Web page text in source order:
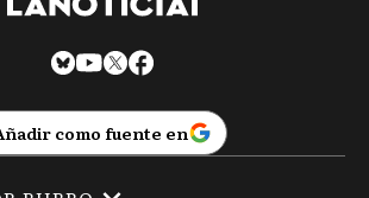
como fuente en